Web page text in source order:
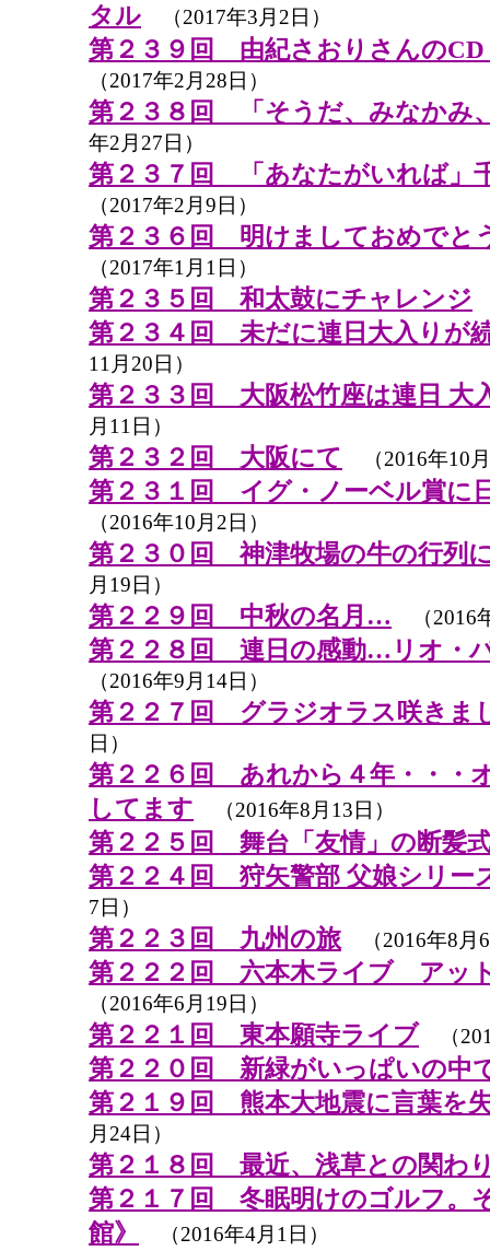
タル （2017年3月2日）
第２３９回 由紀さおりさんの
（2017年2月28日）
第２３８回 「そうだ、みなかみ
年2月27日）
第２３７回 「あなたがいれば」
（2017年2月9日）
第２３６回 明けましておめでと
（2017年1月1日）
第２３５回 和太鼓にチャレンジ
第２３４回 未だに連日大入りが
11月20日）
第２３３回 大阪松竹座は連日 大
月11日）
第２３２回 大阪にて （2016年10
第２３１回 イグ・ノーベル賞に
（2016年10月2日）
第２３０回 神津牧場の牛の行列
月19日）
第２２９回 中秋の名月… （2016
第２２８回 連日の感動…リオ・
（2016年9月14日）
第２２７回 グラジオラス咲きま
日）
第２２６回 あれから４年・・・
してます （2016年8月13日）
第２２５回 舞台「友情」の断髪
第２２４回 狩矢警部 父娘シリー
7日）
第２２３回 九州の旅 （2016年8月
第２２２回 六本木ライブ アッ
（2016年6月19日）
第２２１回 東本願寺ライブ （
第２２０回 新緑がいっぱいの中
第２１９回 熊本大地震に言葉を
月24日）
第２１８回 最近、浅草との関わ
第２１７回 冬眠明けのゴルフ。
館》
（2016年4月1日）